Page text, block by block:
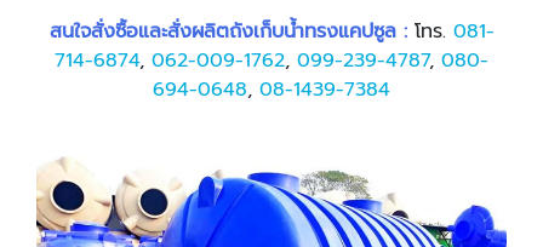
สนใจสั่งซื้อและสั่งผลิตถังเก็บน้ำทรงแคปซูล : โทร. 081-
714-6874, 062-009-1762, 099-239-4787, 080-
694-0648, 08-1439-7384